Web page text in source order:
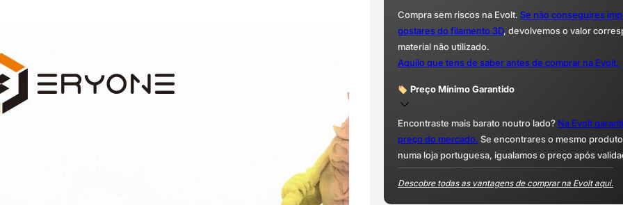
Compra sem riscos na Evolt. Se não conseguires
gostares do filamento 3D, devolvemos o valor
material não utilizado.
Aquilo que tens de saber antes de comprar na Evolt.
Preço Mínimo Garantido
Encontraste mais barato noutro lado? Na Evolt
preço do mercado. Se encontrares o mesmo
numa loja portuguesa, igualamos o preço após
Descobre todas as vantagens de comprar na Evolt aqui.